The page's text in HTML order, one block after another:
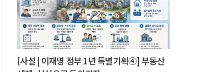
[사설 | 이재명 정부 1년 특별기획④] 부동산